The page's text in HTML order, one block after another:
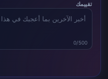
تقييمك
0/500